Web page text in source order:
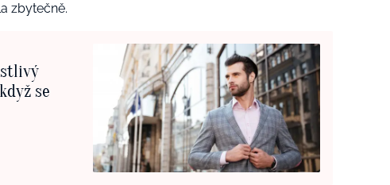
zbytečně.
se